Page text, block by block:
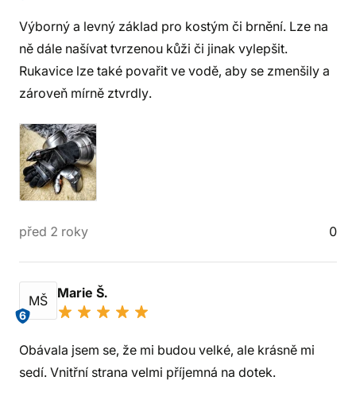
Výborný a levný základ pro kostým či brnění. Lze na
ně dále našívat tvrzenou kůži či jinak vylepšit.
Rukavice lze také povařit ve vodě, aby se zmenšily a
zároveň mírně ztvrdly.
před 2 roky 0
MŠ
6
Marie Š.
Obávala jsem se, že mi budou velké, ale krásně mi
sedí. Vnitřní strana velmi příjemná na dotek.